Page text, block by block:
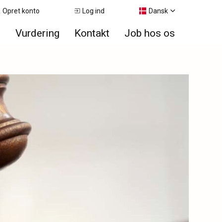
Vurdering Kontakt Job hos os
Opret konto Log ind Dansk